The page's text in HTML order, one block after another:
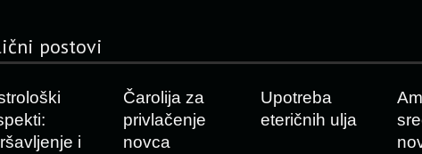
postovi
i
Čarolija za
privlačenje
novca
Upotreba
eteričnih ulja